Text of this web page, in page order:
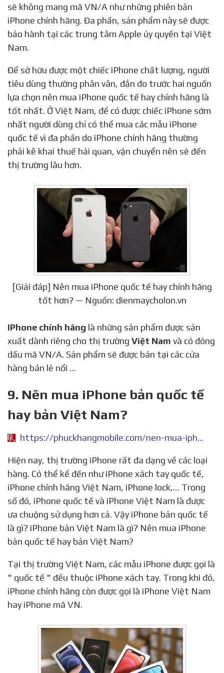
sẽ không mang mã VN/A như những phiên bản
iPhone chính hãng. Đa phần, sản phẩm này sẽ được
bảo hành tại các trung tâm Apple ủy quyền tại Việt
Nam.
Để sở hữu được một chiếc iPhone chất lượng, người
tiêu dùng thường phân vân, đắn đo trước hai nguồn
lựa chọn nên mua iPhone quốc tế hay chính hãng là
tốt nhất. Ở Việt Nam, để có được chiếc iPhone sớm
nhất người dùng chỉ có thể mua các mẫu iPhone
quốc tế vì đa phần do iPhone chính hãng thường
phải kê khai thuế hải quan, vận chuyển nên sẽ đến
thị trường lâu hơn.
[Giải đáp] Nên mua iPhone quốc tế hay chính hãng
tốt hơn? — Nguồn: dienmaycholon.vn
IPhone chính hãng là những sản phẩm được sản
xuất dành riêng cho thị trường Việt Nam và có đóng
dấu mã VN/A. Sản phẩm sẽ được bán tại các cửa
hàng bán lẻ nổi …
9. Nên mua iPhone bản quốc tế
hay bản Việt Nam?
https://phuckhangmobile.com/nen-mua-iphone-ban-quoc-te-hay-ban-viet-nam-2850d.html
Hiện nay, thị trường iPhone rất đa dạng về các loại
hàng. Có thể kể đến như iPhone xách tay quốc tế,
iPhone chính hãng Việt Nam, iPhone lock,… Trong
số đó, iPhone quốc tế và iPhone Việt Nam là được
ưa chuộng sử dụng hơn cả. Vậy iPhone bản quốc tế
là gì? iPhone bản Việt Nam là gì? Nên mua iPhone
bản quốc tế hay bản Việt Nam?
Tại thị trường Việt Nam, các mẫu iPhone được gọi là
" quốc tế " đều thuộc iPhone xách tay. Trong khi đó,
iPhone chính hãng còn được gọi là iPhone Việt Nam
hay iPhone mã VN.